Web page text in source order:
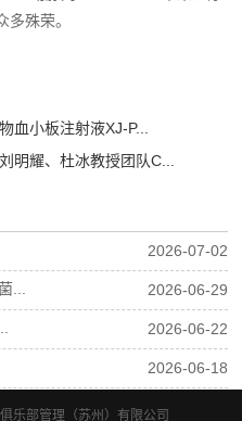
多殊荣。
血小板注射液XJ-P...
明耀、杜冰教授团队C...
2026-07-02
... 2026-06-29
2026-06-22
2026-06-18
乐部管理（苏州）有限公司